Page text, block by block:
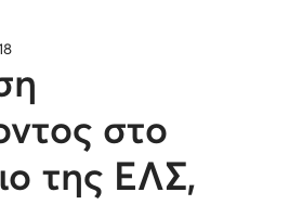
στο
της ΕΛΣ,